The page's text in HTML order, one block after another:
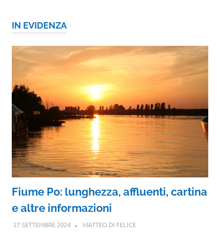
IN EVIDENZA
Fiume Po: lunghezza, affluenti, cartina
e altre informazioni
27 SETTEMBRE 2024 MATTEO DI FELICE